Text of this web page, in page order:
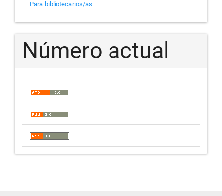
Para bibliotecarios/as
Número actual